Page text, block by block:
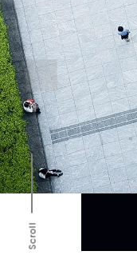
Scroll